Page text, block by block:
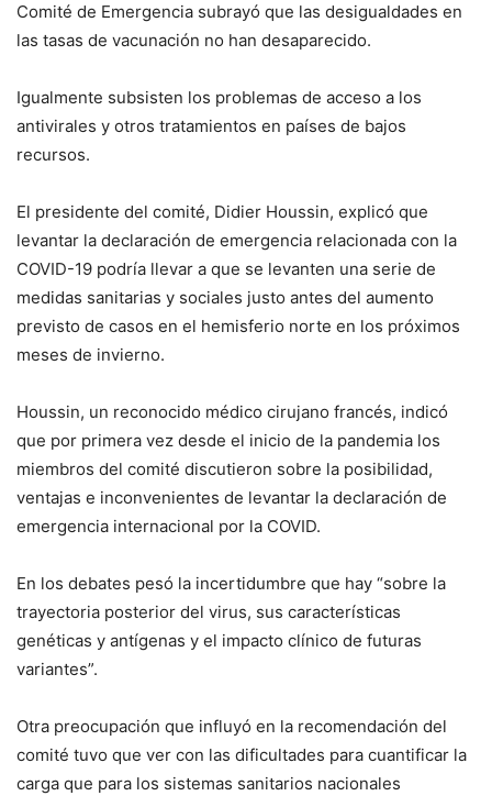
Comité de Emergencia subrayó que las desigualdades en
las tasas de vacunación no han desaparecido.
Igualmente subsisten los problemas de acceso a los
antivirales y otros tratamientos en países de bajos
recursos.
El presidente del comité, Didier Houssin, explicó que
levantar la declaración de emergencia relacionada con la
COVID-19 podría llevar a que se levanten una serie de
medidas sanitarias y sociales justo antes del aumento
previsto de casos en el hemisferio norte en los próximos
meses de invierno.
Houssin, un reconocido médico cirujano francés, indicó
que por primera vez desde el inicio de la pandemia los
miembros del comité discutieron sobre la posibilidad,
ventajas e inconvenientes de levantar la declaración de
emergencia internacional por la COVID.
En los debates pesó la incertidumbre que hay “sobre la
trayectoria posterior del virus, sus características
genéticas y antígenas y el impacto clínico de futuras
variantes”.
Otra preocupación que influyó en la recomendación del
comité tuvo que ver con las dificultades para cuantificar la
carga que para los sistemas sanitarios nacionales